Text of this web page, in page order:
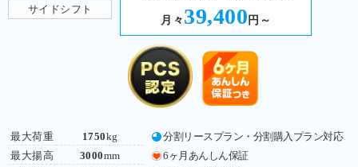
サイドシフト
月々 39,400 円～
最大荷重
最大揚高
1750kg
3000mm
分割リースプラン・分割購入プラン対応
6ヶ月あんしん保証